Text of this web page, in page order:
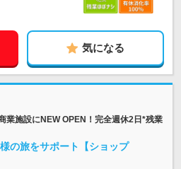
気になる
業施設にNEW OPEN！完全週休2日*残業
の旅をサポート【ショップ